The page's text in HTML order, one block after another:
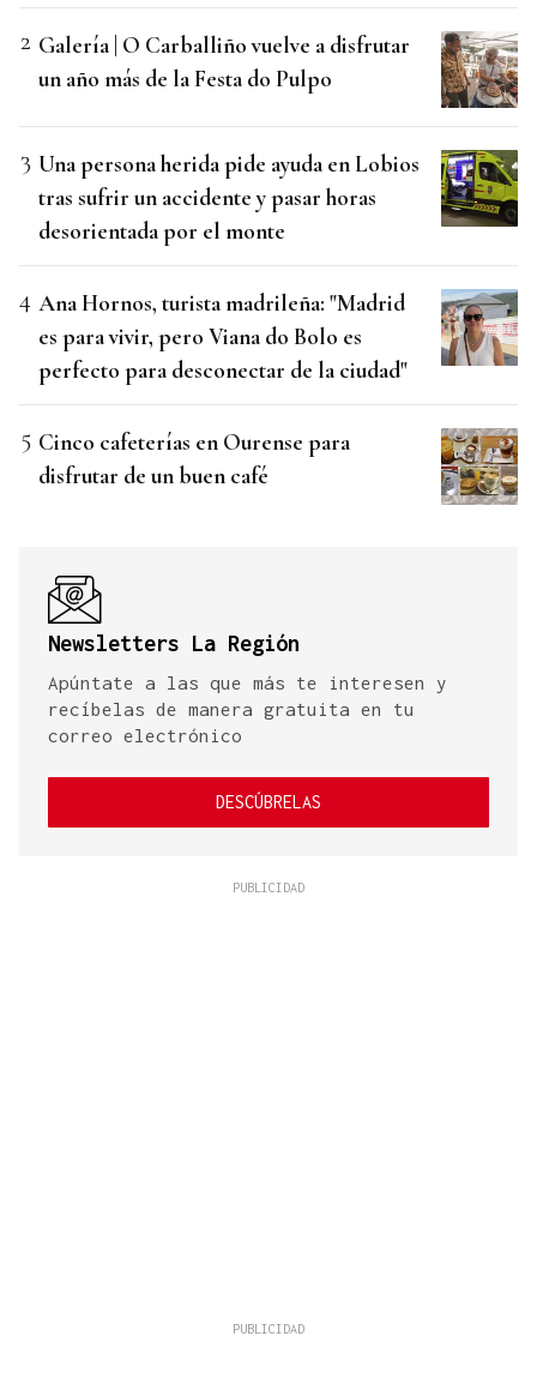
Galería | O Carballiño vuelve a disfrutar
un año más de la Festa do Pulpo
Una persona herida pide ayuda en Lobios
tras sufrir un accidente y pasar horas
desorientada por el monte
Ana Hornos, turista madrileña: "Madrid
es para vivir, pero Viana do Bolo es
perfecto para desconectar de la ciudad"
Cinco cafeterías en Ourense para
disfrutar de un buen café
Newsletters La Región
Apúntate a las que más te interesen y
recíbelas de manera gratuita en tu
correo electrónico
DESCÚBRELAS